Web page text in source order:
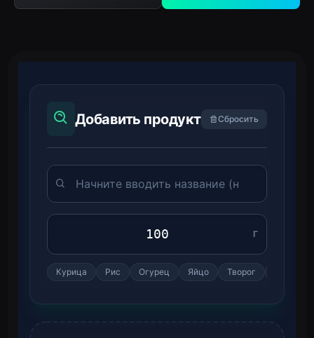
Добавить продукт Сбросить
Г
Курица Рис Огурец Яйцо Творог